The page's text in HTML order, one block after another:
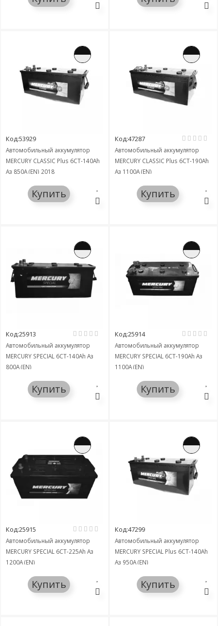
Код:53929
Автомобильный аккумулятор
MERCURY CLASSIC Plus 6СТ-140Ah
Аз 850A (EN) 2018
Купить
Код:47287
Автомобильный аккумулятор
MERCURY CLASSIC Plus 6СТ-190Ah
Аз 1100A (EN)
Купить
Код:25913
Автомобильный аккумулятор
MERCURY SPECIAL 6СТ-140Ah Аз
800A (EN)
Купить
Код:25914
Автомобильный аккумулятор
MERCURY SPECIAL 6СТ-190Ah Аз
1100A (EN)
Купить
Код:25915
Автомобильный аккумулятор
MERCURY SPECIAL 6СТ-225Ah Аз
1200A (EN)
Купить
Код:47299
Автомобильный аккумулятор
MERCURY SPECIAL Plus 6СТ-140Ah
Аз 950A (EN)
Купить